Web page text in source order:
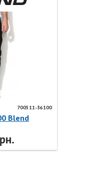
700511-36100
Blend